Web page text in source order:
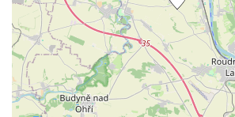
Kříž u silnice z Chouče do Mirošovic
Centrální kříž hřbitova v Chouči
Kříž na rozcestí v Záluží
Kříž v ulici V Zátiší v Dobříni
Boží muka u domu čp. 392 na rohu ulic Na